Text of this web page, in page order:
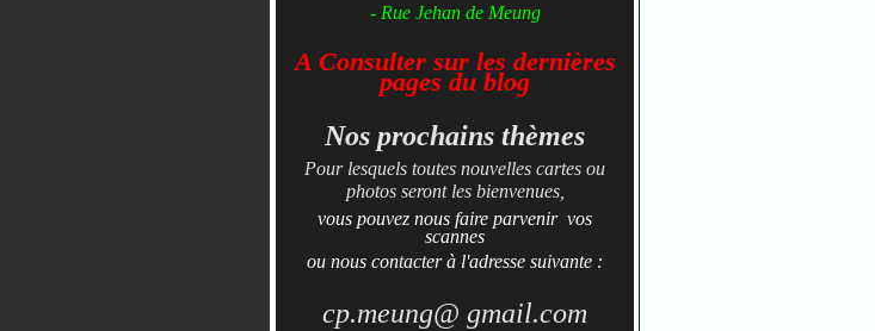
- Rue Jehan de Meung
A Consulter sur les dernières
pages du blog
Nos prochains thèmes
Pour lesquels toutes nouvelles cartes ou
photos seront les bienvenues,
vous pouvez nous faire parvenir vos
scannes
ou nous contacter à l'adresse suivante :
cp.meung@ gmail.com